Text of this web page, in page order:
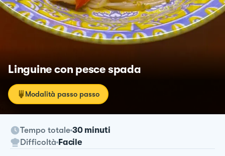
Linguine con pesce spada
Modalità passo passo
Tempo totale 30 minuti
Difficoltà Facile